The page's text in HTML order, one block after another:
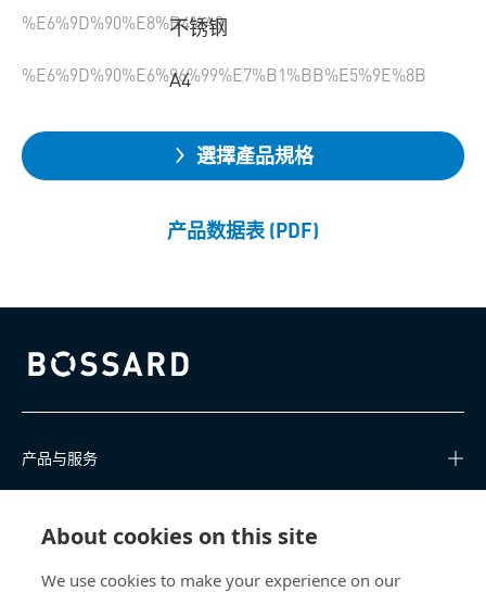
About cookies on this site
We use cookies to make your experience on our
%E6%9D%90%E8%B4%A8
不锈钢
%E6%9D%90%E6%96%99%E7%B1%BB%E5%9E%8B
A4
選擇產品規格
产品数据表 (PDF)
Bossard homepage
产品与服务